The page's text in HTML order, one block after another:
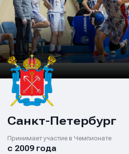
Санкт-Петербург
Принимает участие в Чемпионате
с 2009 года